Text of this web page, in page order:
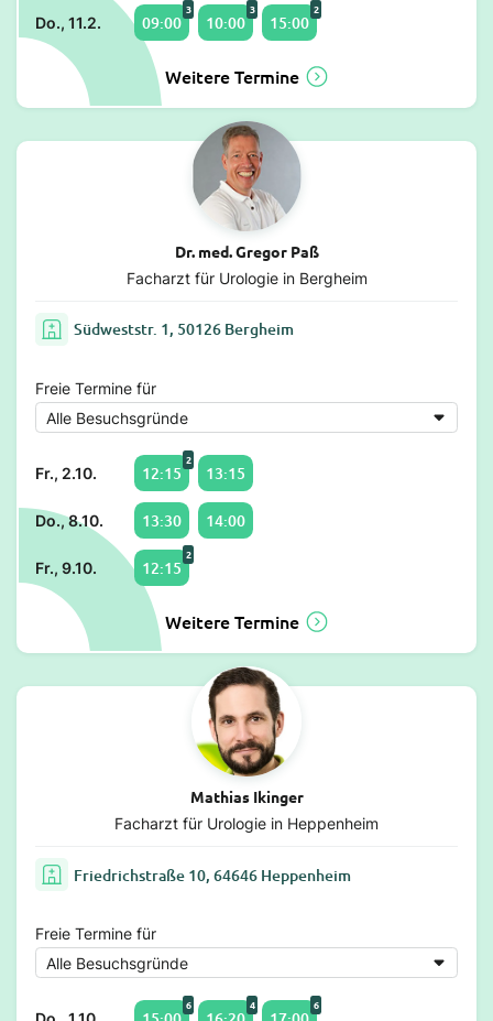
Do., 11.2. 09:00
3
10:00
3
15:00
2
Weitere Termine
Dr. med. Gregor Paß
Facharzt für Urologie in Bergheim
Südweststr. 1, 50126 Bergheim
Freie Termine für
Fr., 2.10. 12:15
2
13:15
Do., 8.10. 13:30 14:00
Fr., 9.10. 12:15
2
Weitere Termine
Mathias Ikinger
Facharzt für Urologie in Heppenheim
Friedrichstraße 10, 64646 Heppenheim
Freie Termine für
6 4 6